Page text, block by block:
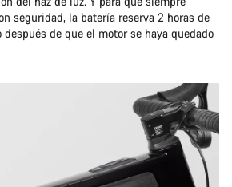
seguridad, la batería reserva 2 horas de
de que el motor se haya quedado